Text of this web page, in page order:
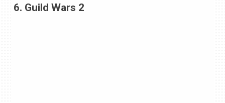
6. Guild Wars 2